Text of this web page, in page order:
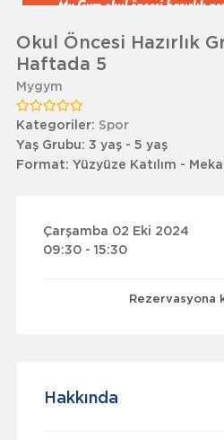
Okul Öncesi Hazırlık
Haftada 5
Mygym
Kategoriler: Spor
Yaş Grubu: 3 yaş - 5 yaş
Format: Yüzyüze Katılım -
Çarşamba 02 Eki 2024
09:30 - 15:30
Rezervasyona
Hakkında